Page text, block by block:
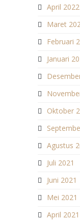
April 2022
Maret
Februari
Januari
Oktober
Agustus
Juli 2021
Juni 2021
Mei 2021
April 2021